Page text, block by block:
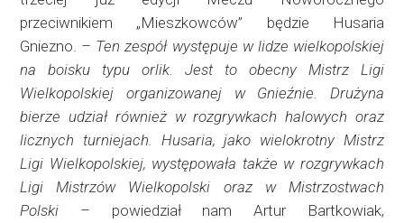
przeciwnikiem „Mieszkowców” będzie Husaria
Gniezno. – Ten zespół występuje w lidze wielkopolskiej
na boisku typu orlik. Jest to obecny Mistrz Ligi
Wielkopolskiej organizowanej w Gnieźnie. Drużyna
bierze udział również w rozgrywkach halowych oraz
licznych turniejach. Husaria, jako wielokrotny Mistrz
Ligi Wielkopolskiej, występowała także w rozgrywkach
Ligi Mistrzów Wielkopolski oraz w Mistrzostwach
Polski – powiedział nam Artur Bartkowiak,